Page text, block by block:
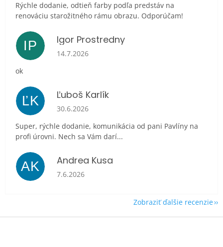
Rýchle dodanie, odtieň farby podľa predstáv na
renováciu starožitného rámu obrazu. Odporúčam!
IP Igor Prostredny
Hodnotenie obchodu je 5 z 5 hviezdičiek.
14.7.2026
ok
ĽK Ľuboš Karlík
Hodnotenie obchodu je 5 z 5 hviezdičiek.
30.6.2026
Super, rýchle dodanie, komunikácia od pani Pavlíny na
profi úrovni. Nech sa Vám darí...
AK Andrea Kusa
Hodnotenie obchodu je 5 z 5 hviezdičiek.
7.6.2026
Zobraziť ďalšie recenzie
Z